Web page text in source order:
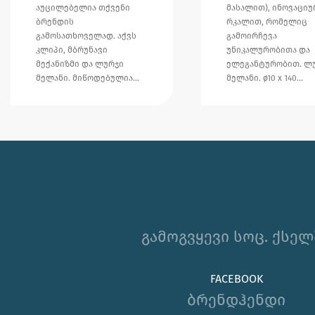
აუცილებელია თქვენი
ბრენდის
გამოსათხოველად. აქვს
კლიპი, მბრუნავი
მექანიზმი და ლურჯი
მელანი. მიწოდებულია…
მასალით),
რკალით, რომელიც
გამოირჩევა
უნიკალურობითა და
ელეგანტურობით.
მელანი. ø10 x 140…
გამოგვყევი სოც.
FACEBOOK
ბრენდჰენდი